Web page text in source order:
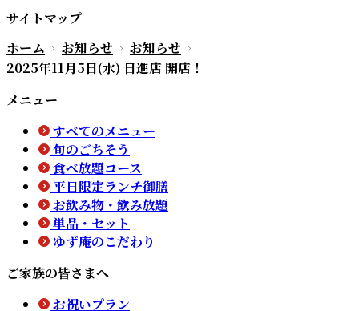
サイトマップ
ホーム
お知らせ
お知らせ
2025年11月5日(水) 日進店 開店！
メニュー
すべてのメニュー
旬のごちそう
食べ放題コース
平日限定ランチ御膳
お飲み物・飲み放題
単品・セット
ゆず庵のこだわり
ご家族の皆さまへ
お祝いプラン